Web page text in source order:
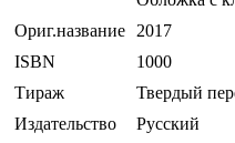
Ориг.название
2017
ISBN
1000
Тираж
Твердый
Издательство
Русский